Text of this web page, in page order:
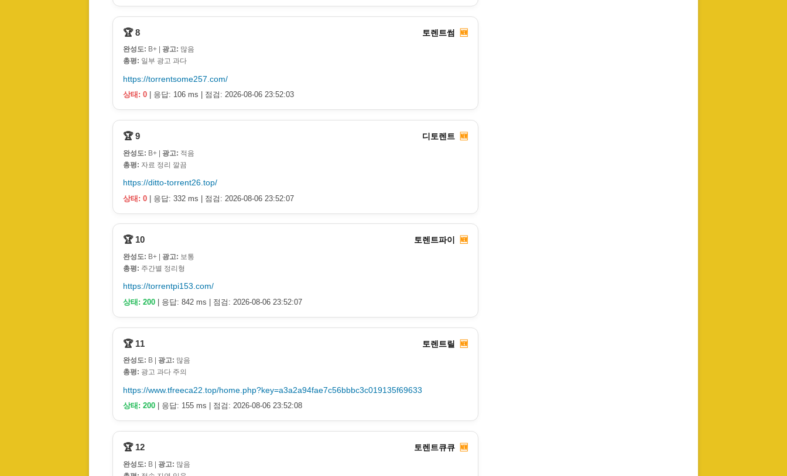
🏆 8 토렌트썸 🆕
완성도: B+ | 광고: 많음
총평: 일부 광고 과다
https://torrentsome257.com/
상태: 0 | 응답: 106 ms | 점검: 2026-08-06 23:52:03
🏆 9 디토렌트 🆕
완성도: B+ | 광고: 적음
총평: 자료 정리 깔끔
https://ditto-torrent26.top/
상태: 0 | 응답: 332 ms | 점검: 2026-08-06 23:52:07
🏆 10 토렌트파이 🆕
완성도: B+ | 광고: 보통
총평: 주간별 정리형
https://torrentpi153.com/
상태: 200 | 응답: 842 ms | 점검: 2026-08-06 23:52:07
🏆 11 토렌트릴 🆕
완성도: B | 광고: 많음
총평: 광고 과다 주의
https://www.tfreeca22.top/home.php?key=a3a2a94fae7c56bbbc3c019135f69633
상태: 200 | 응답: 155 ms | 점검: 2026-08-06 23:52:08
🏆 12 토렌트큐큐 🆕
완성도: B | 광고: 많음